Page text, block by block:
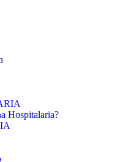
Hospitalaria?